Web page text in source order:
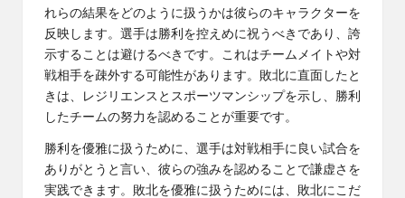
れらの結果をどのように扱うかは彼らのキャラクターを
反映します。選手は勝利を控えめに祝うべきであり、誇
示することは避けるべきです。これはチームメイトや対
戦相手を疎外する可能性があります。敗北に直面したと
きは、レジリエンスとスポーツマンシップを示し、勝利
したチームの努力を認めることが重要です。
勝利を優雅に扱うために、選手は対戦相手に良い試合を
ありがとうと言い、彼らの強みを認めることで謙虚さを
実践できます。敗北を優雅に扱うためには、敗北にこだ